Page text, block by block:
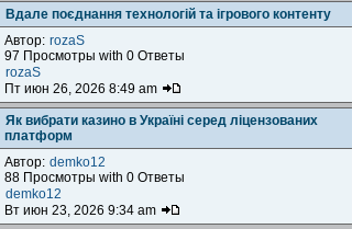
Вдале поєднання технологій та ігрового контенту
Автор: rozaS
97 Просмотры with 0 Ответы
rozaS
Пт июн 26, 2026 8:49 am
Як вибрати казино в Україні серед ліцензованих
платформ
Автор: demko12
88 Просмотры with 0 Ответы
demko12
Вт июн 23, 2026 9:34 am